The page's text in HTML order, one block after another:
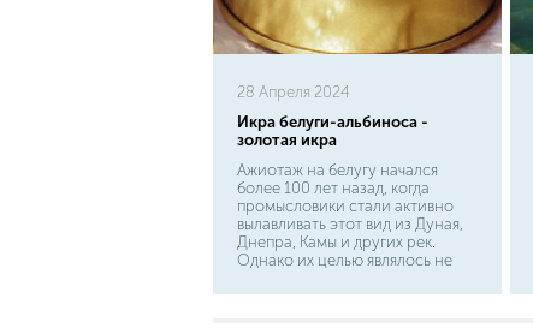
28 Апреля 2024
Икра белуги-альбиноса -
золотая икра
Ажиотаж на белугу начался
более 100 лет назад, когда
промысловики стали активно
вылавливать этот вид из Дуная,
Днепра, Камы и других рек.
Однако их целью являлось не
говоря, обладает очень